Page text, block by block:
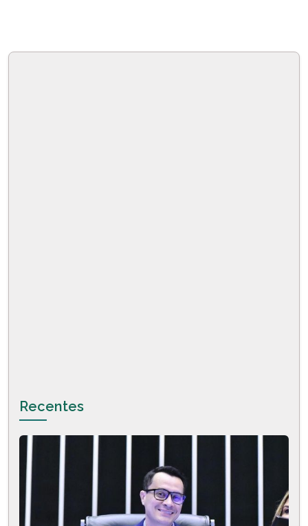
Recentes